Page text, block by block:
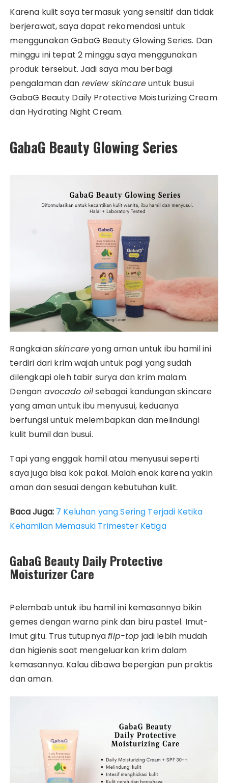
Karena kulit saya termasuk yang sensitif dan tidak
berjerawat, saya dapat rekomendasi untuk
menggunakan GabaG Beauty Glowing Series. Dan
minggu ini tepat 2 minggu saya menggunakan
produk tersebut. Jadi saya mau berbagi
pengalaman dan review skincareuntuk busui
GabaG Beauty Daily Protective Moisturizing Cream
dan Hydrating Night Cream.
GabaG Beauty Glowing Series
Rangkaianskincareyang aman untuk ibu hamil ini
terdiri dari krim wajah untuk pagi yang sudah
dilengkapi oleh tabir surya dan krim malam.
Dengan avocado oilsebagai kandungan skincare
yang aman untuk ibu menyusui, keduanya
berfungsi untuk melembapkan dan melindungi
kulit bumil dan busui.
Tapi yang enggak hamil atau menyusui seperti
saya juga bisa kok pakai. Malah enak karena yakin
aman dan sesuai dengan kebutuhan kulit.
Baca Juga: 7 Keluhan yang Sering Terjadi Ketika
Kehamilan Memasuki Trimester Ketiga
GabaG Beauty Daily Protective
Moisturizer Care
Pelembab untuk ibu hamil ini kemasannya bikin
gemes dengan warna pink dan biru pastel. Imut-
imut gitu. Trus tutupnyaflip-top jadi lebih mudah
dan higienis saat mengeluarkan krim dalam
kemasannya. Kalau dibawa bepergian pun praktis
dan aman.